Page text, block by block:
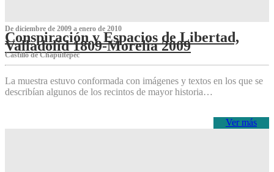
De diciembre de 2009 a enero de 2010
Conspiración y Espacios de Libertad,
Valladolid 1809-Morelia 2009
Castillo de Chapultepec
La muestra estuvo conformada con imágenes y textos en los que se
describían algunos de los recintos de mayor historia…
Ver más